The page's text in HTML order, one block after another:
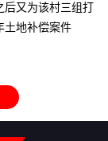
后又为该村三组打
土地补偿案件